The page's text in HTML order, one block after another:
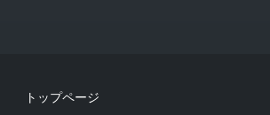
トップページ